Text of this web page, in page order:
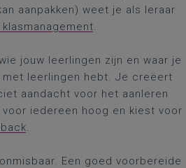
aanpakken) weet je als leraar
.
jouw leerlingen zijn en waar je
leerlingen hebt. Je creëert
aandacht voor het aanleren
iedereen hoog en kiest voor
.
Een goed voorbereide